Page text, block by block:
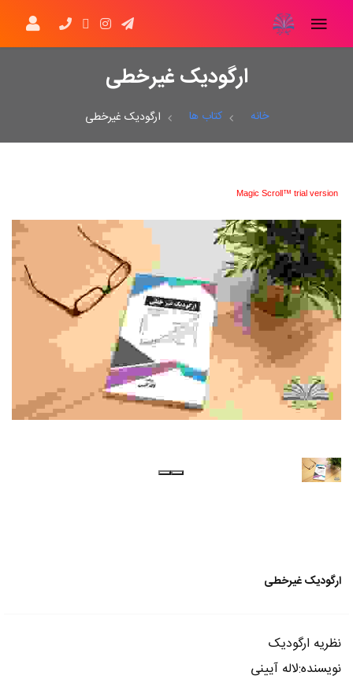
ارگودیک غیرخطی
خانه کتاب ها ارگودیک غیرخطی
Magic Scroll™ trial version
ارگودیک غیرخطی
نظریه ارگودیک
نویسنده:لاله آیینی